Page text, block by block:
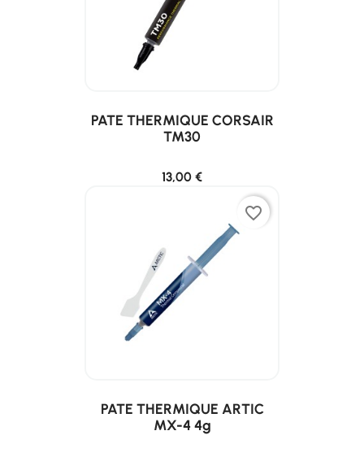
PATE THERMIQUE CORSAIR
TM30
13,00 €
favorite_border
PATE THERMIQUE ARTIC
MX-4 4g